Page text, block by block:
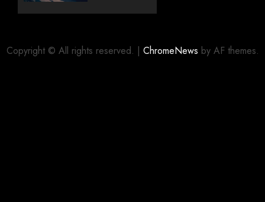
Copyright © All rights reserved. | ChromeNews by AF themes.